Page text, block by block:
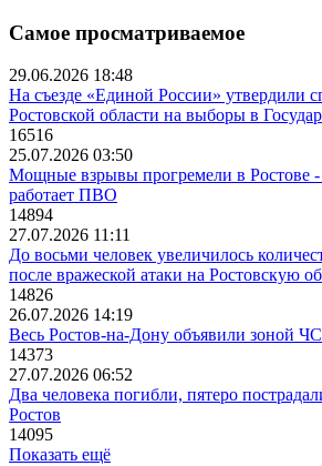
Самое просматриваемое
29.06.2026 18:48
На съезде «Единой России» утвердили
Ростовской области на выборы в
16516
25.07.2026 03:50
Мощные взрывы прогремели в Ростове -
работает ПВО
14894
27.07.2026 11:11
До восьми человек увеличилось
после вражеской атаки на Ростовскую
14826
26.07.2026 14:19
Весь Ростов-на-Дону объявили зоной
14373
27.07.2026 06:52
Два человека погибли, пятеро
Ростов
14095
Показать ещё